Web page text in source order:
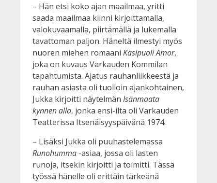
– Hän etsi koko ajan maailmaa, yritti
saada maailmaa kiinni kirjoittamalla,
valokuvaamalla, piirtämällä ja lukemalla
tavattoman paljon. Häneltä ilmestyi myös
nuoren miehen romaani Käsipuoli Amor,
joka on kuvaus Varkauden Kommilan
tapahtumista. Ajatus rauhanliikkeestä ja
rauhan asiasta oli tuolloin ajankohtainen,
Jukka kirjoitti näytelmän Isänmaata
kynnen alla, jonka ensi-ilta oli Varkauden
Teatterissa Itsenäisyyspäivänä 1974.
– Lisäksi Jukka oli puuhastelemassa
Runohumma -asiaa, jossa oli lasten
runoja, itsekin kirjoitti ja toimitti. Tässä
työssä hänelle oli erittäin tärkeänä